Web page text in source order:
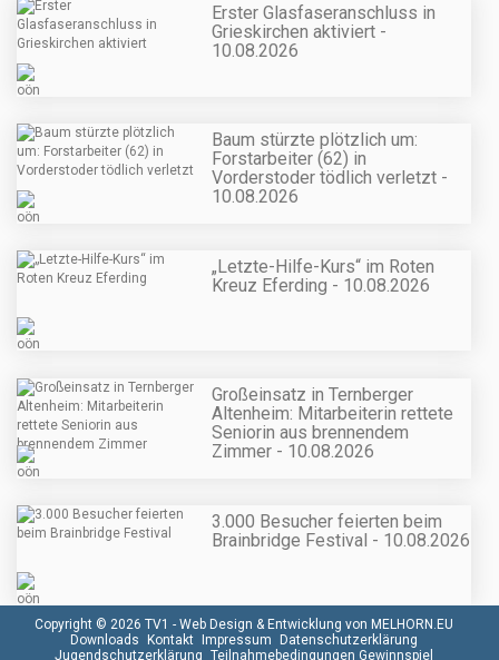
Erster Glasfaseranschluss in
Grieskirchen aktiviert -
10.08.2026
Baum stürzte plötzlich um:
Forstarbeiter (62) in
Vorderstoder tödlich verletzt -
10.08.2026
„Letzte-Hilfe-Kurs“ im Roten
Kreuz Eferding - 10.08.2026
Großeinsatz in Ternberger
Altenheim: Mitarbeiterin rettete
Seniorin aus brennendem
Zimmer - 10.08.2026
3.000 Besucher feierten beim
Brainbridge Festival - 10.08.2026
Copyright © 2026 TV1 - Web Design & Entwicklung von MELHORN.EU
Downloads
Kontakt Impressum
Datenschutzerklärung
Jugendschutzerklärung Teilnahmebedingungen Gewinnspiel